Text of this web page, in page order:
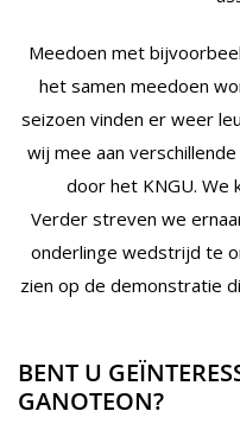
Meedoen met
het samen meedoen
seizoen vinden er weer
wij mee aan
door het KNGU. We
Verder streven we
onderlinge wedstrijd te
zien op de demonstratie
BENT U
GANOTEON?